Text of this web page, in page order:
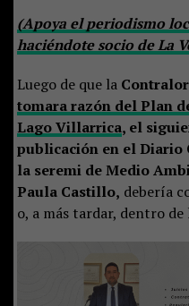
(Apoya el periodismo
haciéndote socio de La
Luego de que la
tomara razón del Plan
Lago Villarrica, el
publicación en el Diario
la seremi de Medio
Paula Castillo, debería
o, a más tardar, dentro